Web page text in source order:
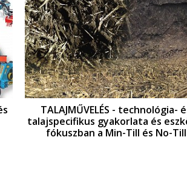
EVERS Talajlazítás -
talajspecifikus